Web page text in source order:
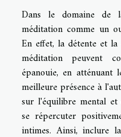
Dans le domaine de
méditation comme un
En effet, la détente et
méditation peuvent
épanouie, en atténuant
meilleure présence à
sur l'équilibre mental et
se répercuter
intimes. Ainsi, inclure